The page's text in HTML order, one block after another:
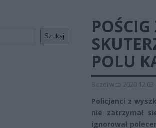
Szukaj
POLU
8 czerwca 2020 12:03
Policjanci z
nie zatrzymał
ignorował